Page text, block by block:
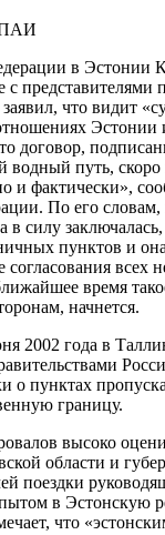
ПАИ
в Эстонии
представителями
что видит
Эстонии
договор,
путь, скоро
и фактически»,
По его словам,
в силу
пунктов и
согласования всех
время
начнется.
2002 года в
о пунктах
границу.
высоко
области и
поездки
в Эстонскую
что